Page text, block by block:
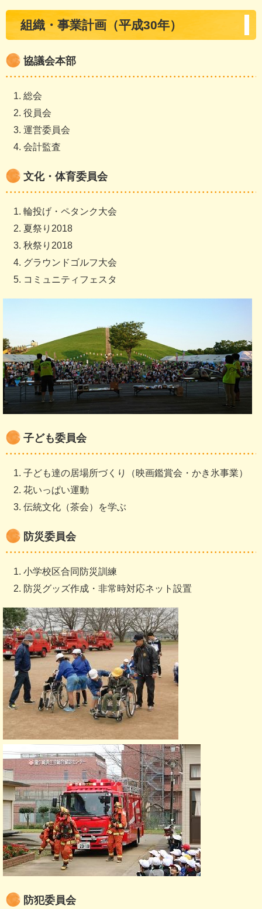
組織・事業計画（平成30年）
協議会本部
総会
役員会
運営委員会
会計監査
文化・体育委員会
輪投げ・ペタンク大会
夏祭り2018
秋祭り2018
グラウンドゴルフ大会
コミュニティフェスタ
子ども委員会
子ども達の居場所づくり（映画鑑賞会・かき氷事業）
花いっぱい運動
伝統文化（茶会）を学ぶ
防災委員会
小学校区合同防災訓練
防災グッズ作成・非常時対応ネット設置
防犯委員会